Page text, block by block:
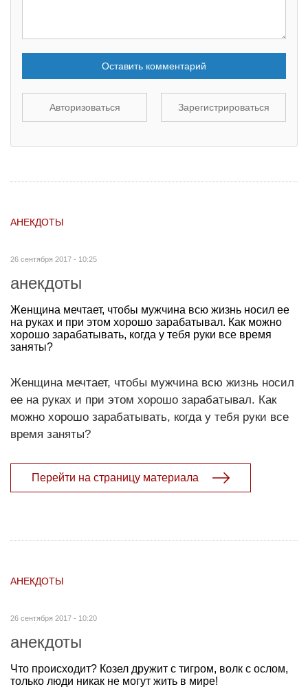
Оставить комментарий
Авторизоваться Зарегистрироваться
АНЕКДОТЫ
26 сентября 2017 - 10:25
анекдоты
Женщина мечтает, чтобы мужчина всю жизнь носил ее
на руках и при этом хорошо зарабатывал. Как можно
хорошо зарабатывать, когда у тебя руки все время
заняты?
Женщина мечтает, чтобы мужчина всю жизнь носил
ее на руках и при этом хорошо зарабатывал. Как
можно хорошо зарабатывать, когда у тебя руки все
время заняты?
Перейти на страницу материала
АНЕКДОТЫ
26 сентября 2017 - 10:20
анекдоты
Что происходит? Козел дружит с тигром, волк с ослом,
только люди никак не могут жить в мире!